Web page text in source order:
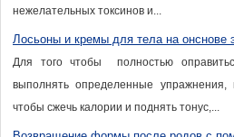
нежелательных токсинов и...
Лосьоны и кремы для тела на онснове
Для того чтобы полностью
выполнять определенные
чтобы сжечь калории и поднять тонус,...